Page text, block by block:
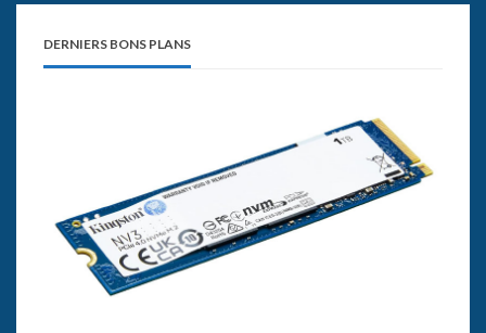
DERNIERS BONS PLANS